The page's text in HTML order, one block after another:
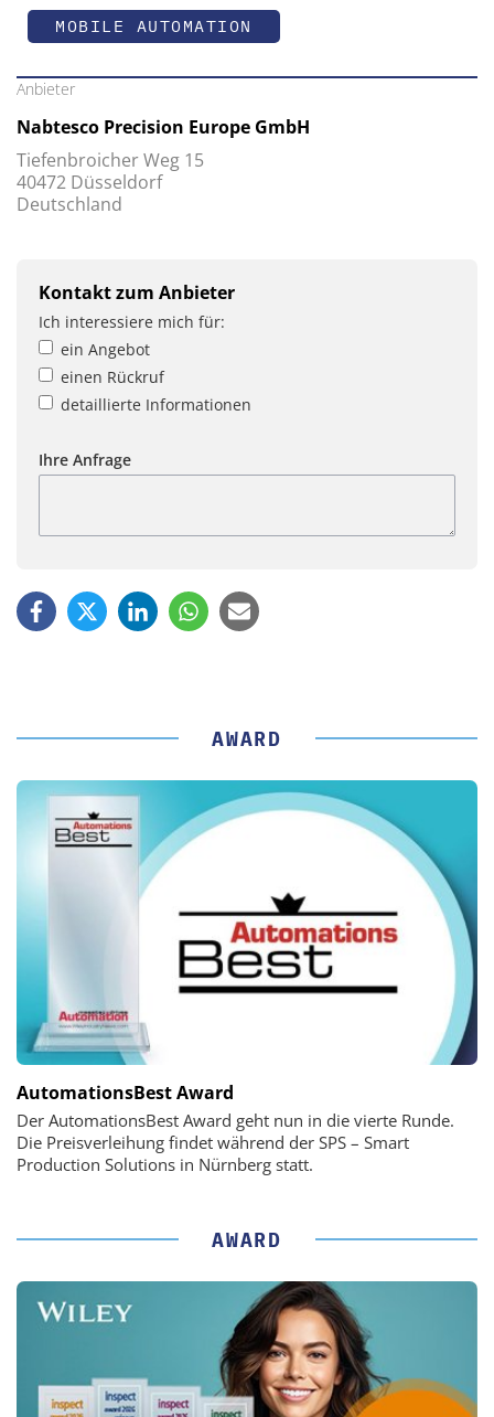
MOBILE AUTOMATION
Anbieter
Nabtesco Precision Europe GmbH
Tiefenbroicher Weg 15
40472 Düsseldorf
Deutschland
Kontakt zum Anbieter
Ich interessiere mich für:
ein Angebot
einen Rückruf
detaillierte Informationen
Ihre Anfrage
AWARD
AutomationsBest Award
Der AutomationsBest Award geht nun in die vierte Runde.
Die Preisverleihung findet während der SPS – Smart
Production Solutions in Nürnberg statt.
AWARD